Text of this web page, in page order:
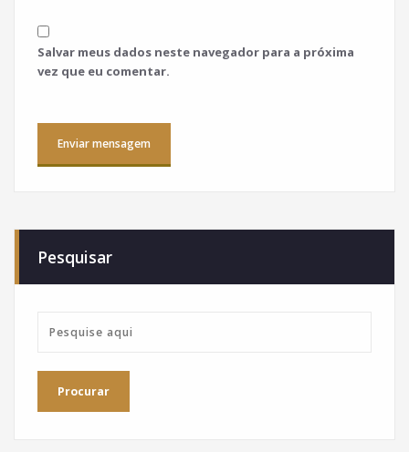
Salvar meus dados neste navegador para a próxima
vez que eu comentar.
Pesquisar